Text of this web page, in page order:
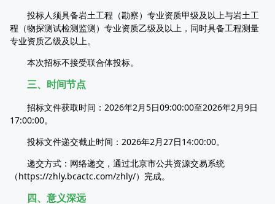
投标人须具备岩土工程（勘察）专业资质甲级及以上与岩土工
程（物探测试检测监测）专业资质乙级及以上，同时具备工程测量
专业资质乙级及以上。
本次招标不接受联合体投标。
三、时间节点
招标文件获取时间：2026年2月5日09:00:00至2026年2月9日
17:00:00。
投标文件递交截止时间：2026年2月27日14:00:00。
递交方式：网络递交，通过北京市公共资源交易系统
（https://zhly.bcactc.com/zhly/）完成。
四、意义深远